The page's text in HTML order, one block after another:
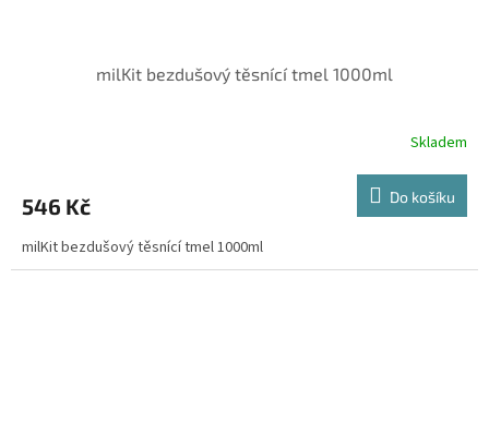
milKit bezdušový těsnící tmel 1000ml
Skladem
546 Kč Do košíku
milKit bezdušový těsnící tmel 1000ml